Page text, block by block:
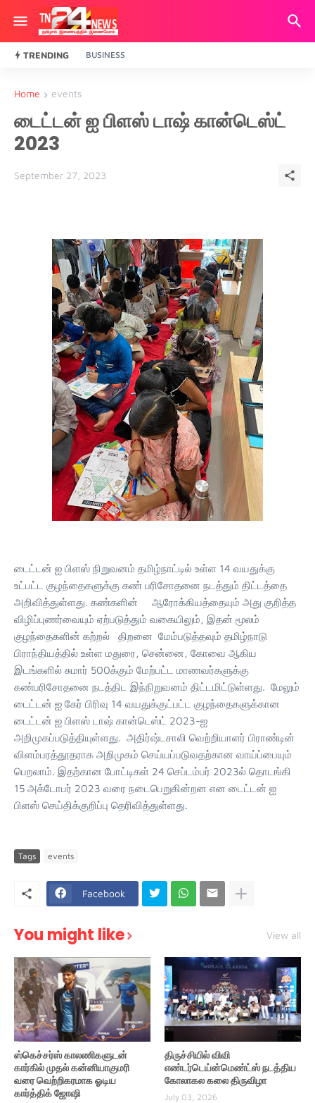
TRENDING BUSINESS
Home events
டைட்டன் ஐ பிளஸ் டாஷ் கான்டெஸ்ட்
2023
September 27, 2023
டைட்டன் ஐ பிளஸ் நிறுவனம் தமிழ்நாட்டில் உள்ள 14 வயதுக்கு
உட்பட்ட குழந்தைகளுக்கு கண் பரிசோதனை நடத்தும் திட்டத்தை
அறிவித்துள்ளது. கண்களின் ஆரோக்கியத்தையும் அது குறித்த
விழிப்புணர்வையும் ஏற்படுத்தும் வகையிலும், இதன் மூலம்
குழந்தைகளின் கற்றல் திறனை மேம்படுத்தவும் தமிழ்நாடு
பிராந்தியத்தில் உள்ள மதுரை, சென்னை, கோவை ஆகிய
இடங்களில் சுமார் 500க்கும் மேற்பட்ட மாணவர்களுக்கு
கண்பரிசோதனை நடத்திட இந்நிறுவனம் திட்டமிட்டுள்ளது. மேலும்
டைட்டன் ஐ கேர் பிரிவு 14 வயதுக்குட்பட்ட குழந்தைகளுக்கான
டைட்டன் ஐ பிளஸ் டாஷ் கான்டெஸ்ட் 2023-ஐ
அறிமுகப்படுத்தியுள்ளது. அதிர்ஷ்டசாலி வெற்றியாளர் பிராண்டின்
விளம்பரத்தூதராக அறிமுகம் செய்யப்படுவதற்கான வாய்ப்பையும்
பெறலாம். இதற்கான போட்டிகள் 24 செப்டம்பர் 2023ல் தொடங்கி
15 அக்டோபர் 2023 வரை நடைபெறுகின்றன என டைட்டன் ஐ
பிளஸ் செய்திக்குறிப்பு தெரிவித்துள்ளது.
Tags events
Facebook
You might like View all
ஸ்கெச்சர்ஸ் காலணிகளுடன்
கார்கில் முதல் கன்னியாகுமரி
வரை வெற்றிகரமாக ஓடிய
கார்த்திக் ஜோஷி
திருச்சியில் விவி
எண்டர்டெய்ன்மெண்ட்ஸ் நடத்திய
கோலாகல கலை திருவிழா
July 03, 2026